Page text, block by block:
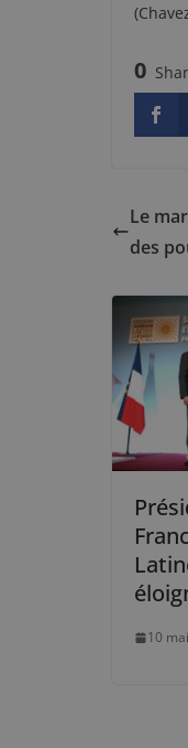
0
Le
des
10